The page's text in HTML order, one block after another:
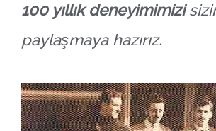
100 yıllık deneyimimizi
paylaşmaya hazırız.